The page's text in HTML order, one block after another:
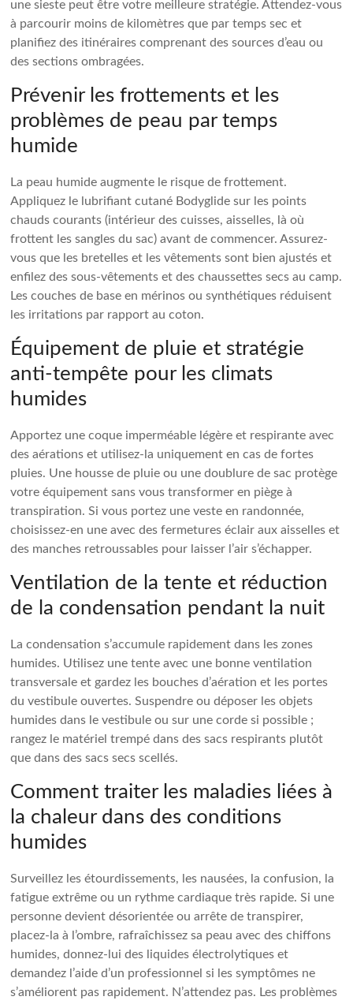
une sieste peut être votre meilleure stratégie. Attendez-vous
à parcourir moins de kilomètres que par temps sec et
planifiez des itinéraires comprenant des sources d’eau ou
des sections ombragées.
Prévenir les frottements et les
problèmes de peau par temps
humide
La peau humide augmente le risque de frottement.
Appliquez le lubrifiant cutané Bodyglide sur les points
chauds courants (intérieur des cuisses, aisselles, là où
frottent les sangles du sac) avant de commencer. Assurez-
vous que les bretelles et les vêtements sont bien ajustés et
enfilez des sous-vêtements et des chaussettes secs au camp.
Les couches de base en mérinos ou synthétiques réduisent
les irritations par rapport au coton.
Équipement de pluie et stratégie
anti-tempête pour les climats
humides
Apportez une coque imperméable légère et respirante avec
des aérations et utilisez-la uniquement en cas de fortes
pluies. Une housse de pluie ou une doublure de sac protège
votre équipement sans vous transformer en piège à
transpiration. Si vous portez une veste en randonnée,
choisissez-en une avec des fermetures éclair aux aisselles et
des manches retroussables pour laisser l’air s’échapper.
Ventilation de la tente et réduction
de la condensation pendant la nuit
La condensation s’accumule rapidement dans les zones
humides. Utilisez une tente avec une bonne ventilation
transversale et gardez les bouches d’aération et les portes
du vestibule ouvertes. Suspendre ou déposer les objets
humides dans le vestibule ou sur une corde si possible ;
rangez le matériel trempé dans des sacs respirants plutôt
que dans des sacs secs scellés.
Comment traiter les maladies liées à
la chaleur dans des conditions
humides
Surveillez les étourdissements, les nausées, la confusion, la
fatigue extrême ou un rythme cardiaque très rapide. Si une
personne devient désorientée ou arrête de transpirer,
placez-la à l’ombre, rafraîchissez sa peau avec des chiffons
humides, donnez-lui des liquides électrolytiques et
demandez l’aide d’un professionnel si les symptômes ne
s’améliorent pas rapidement. N’attendez pas. Les problèmes